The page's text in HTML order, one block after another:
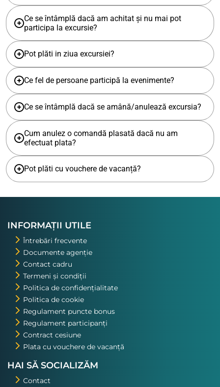
Ce se întâmplă dacă am achitat și nu mai pot
participa la excursie?
Pot plăti in ziua excursiei?
Ce fel de persoane participă la evenimente?
Ce se întâmplă dacă se amână/anulează excursia?
Cum anulez o comandă plasată dacă nu am
efectuat plata?
Pot plăti cu vouchere de vacanță?
INFORMAȚII UTILE
Întrebări frecvente
Documente agenție
Contact cadru
Termeni și condiții
Politica de confidențialitate
Politica de cookie
Regulament puncte bonus
Regulament participanți
Contract cesiune
Plata cu vouchere de vacanță
HAI SĂ SOCIALIZĂM
Contact